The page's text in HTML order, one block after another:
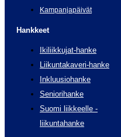
Kampanjapäivät
Hankkeet
Ikiliikkujat-hanke
Liikuntakaveri-hanke
Inkluusiohanke
Seniorihanke
Suomi liikkeelle -
liikuntahanke